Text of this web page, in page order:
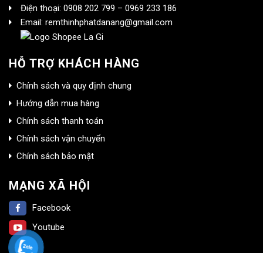
Điện thoại: 0908 202 799 – 0969 233 186
Email: remthinhphatdanang@gmail.com
HỖ TRỢ KHÁCH HÀNG
Chính sách và quy định chung
Hướng dẫn mua hàng
Chính sách thanh toán
Chính sách vận chuyển
Chính sách bảo mật
MẠNG XÃ HỘI
Facebook
Youtube